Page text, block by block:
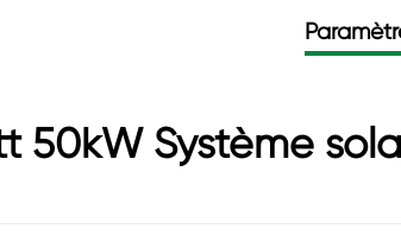
50kW Système